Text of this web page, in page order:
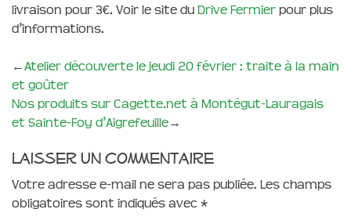
livraison pour 3€. Voir le site du Drive Fermier pour plus
d’informations.
←Atelier découverte le jeudi 20 février : traite à la main
et goûter
Nos produits sur Cagette.net à Montégut-Lauragais
et Sainte-Foy d’Aigrefeuille→
Laisser un commentaire
Votre adresse e-mail ne sera pas publiée. Les champs
obligatoires sont indiqués avec *